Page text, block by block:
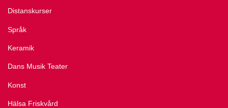
Distanskurser
Språk
Keramik
Dans Musik Teater
Konst
Hälsa Friskvård